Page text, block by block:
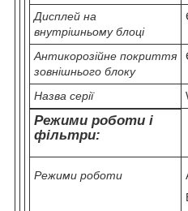
Дисплей на
внутрішньому блоці
Антикорозійне покриття
зовнішнього блоку
Назва серії
Режими роботи і
фільтри:
Режими роботи